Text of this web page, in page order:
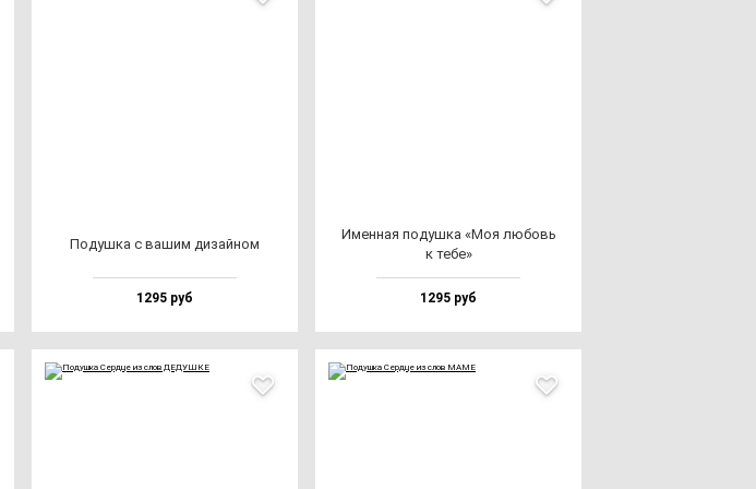
Подуш­ка с ва­шим ди­зай­ном
1295 руб
Имен­ная по­душ­ка «Моя лю­бовь
к те­бе»
1295 руб